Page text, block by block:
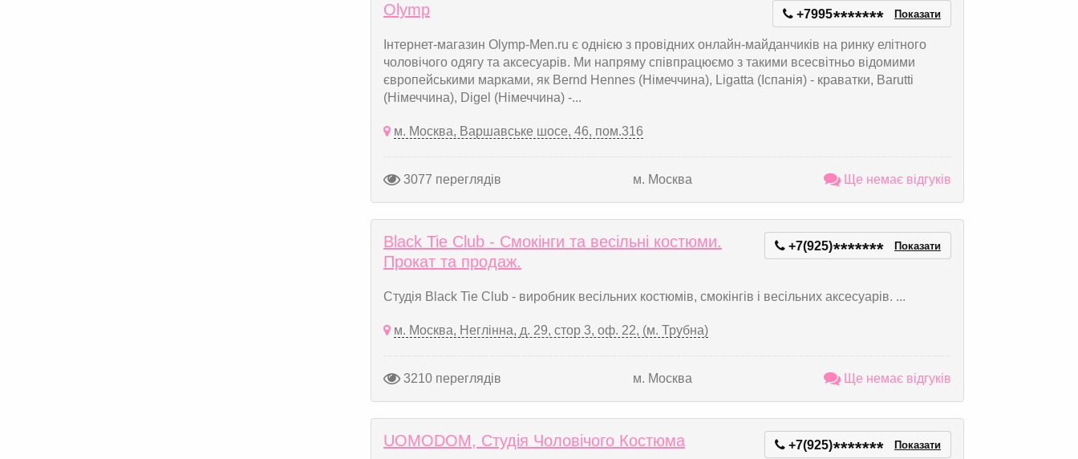
Olymp +7995******* Показати
Інтернет-магазин Olymp-Men.ru є однією з провідних онлайн-майданчиків на ринку елітного
чоловічого одягу та аксесуарів. Ми напряму співпрацюємо з такими всесвітньо відомими
європейськими марками, як Bernd Hennes (Німеччина), Ligatta (Іспанія) - краватки, Barutti
(Німеччина), Digel (Німеччина) -...
м. Москва, Варшавське шосе, 46, пом.316
3077 переглядів м. Москва Ще немає відгуків
Black Tie Club - Смокінги та весільні костюми.
Прокат та продаж.
+7(925)******* Показати
Студія Black Tie Club - виробник весільних костюмів, смокінгів і весільних аксесуарів. ...
м. Москва, Неглінна, д. 29, стор 3, оф. 22, (м. Трубна)
3210 переглядів м. Москва Ще немає відгуків
UOMODOM, Студія Чоловічого Костюма +7(925)******* Показати